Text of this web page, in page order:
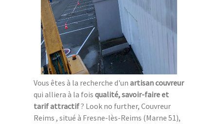
Vous êtes à la recherche d'un artisan couvreur
qui alliera à la fois qualité, savoir-faire et
tarif attractif? Look no further, Couvreur
Reims , situé à Fresne-lès-Reims (Marne 51),